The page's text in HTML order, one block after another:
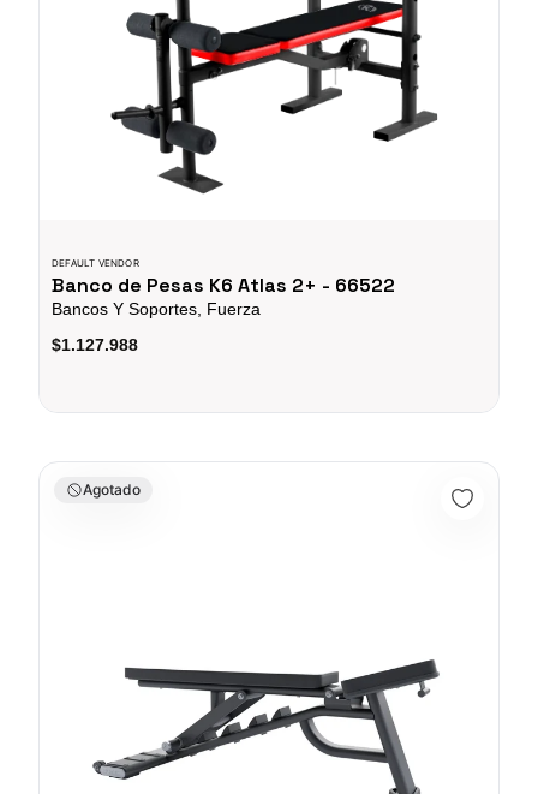
DEFAULT VENDOR
Banco de Pesas K6 Atlas 2+ - 66522
Bancos Y Soportes, Fuerza
$1.127.988
Banco Plano para Pesas K6 Professional - 66542
Agotado